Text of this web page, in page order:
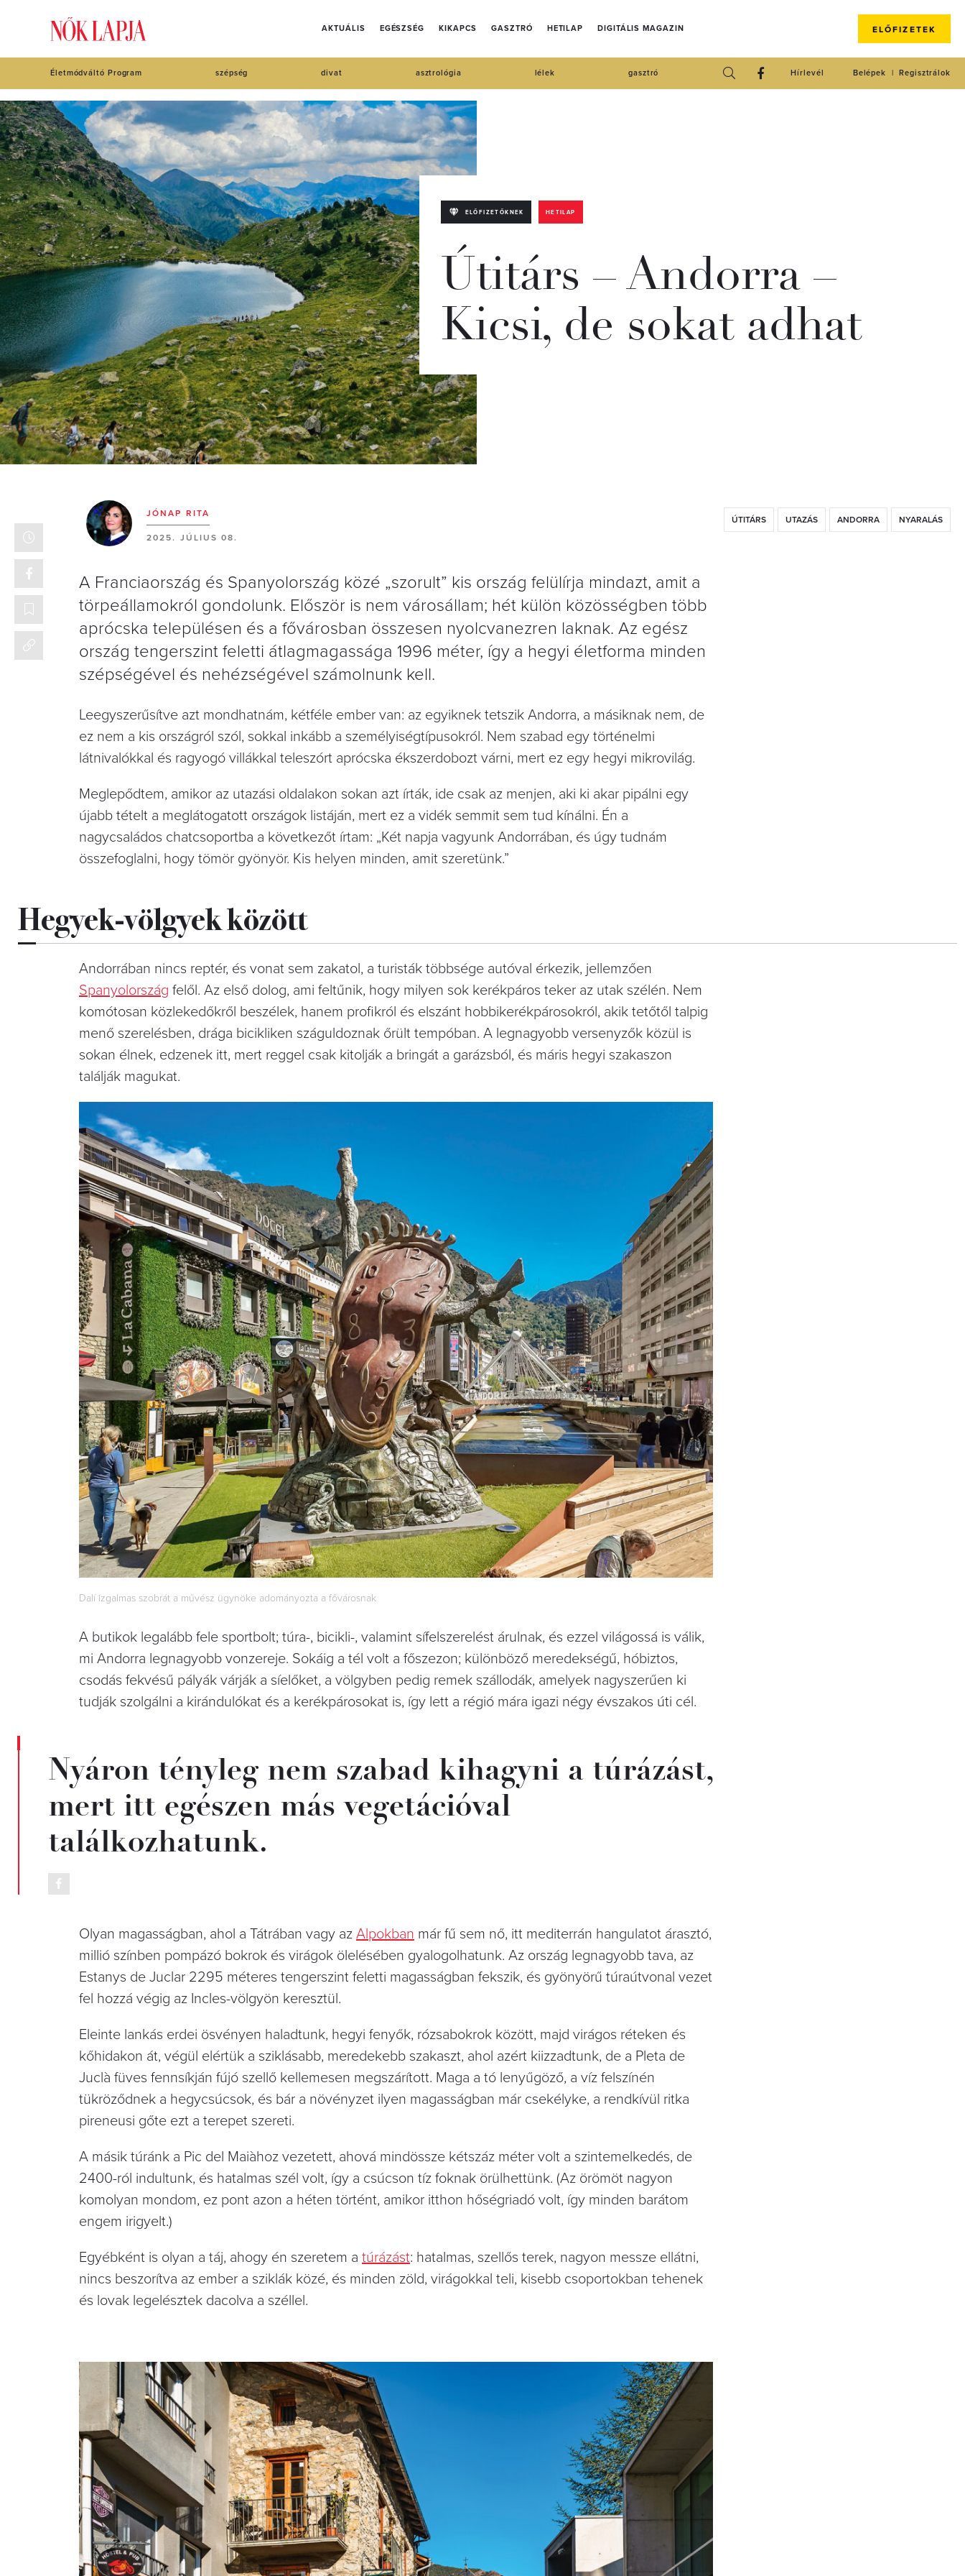
AKTUÁLIS EGÉSZSÉG KIKAPCS GASZTRÓ HETILAP DIGITÁLIS MAGAZIN ELŐFIZETEK
Életmódváltó Program szépség divat asztrológia lélek gasztró Regisztrálok
Belépek
Hírlevél
ELŐFIZETŐKNEK HETILAP
Útitárs – Andorra –
Kicsi, de sokat adhat
JÓNAP RITA
2025. JÚLIUS 08.
ÚTITÁRS UTAZÁS ANDORRA NYARALÁS
A Franciaország és Spanyolország közé „szorult” kis ország felülírja mindazt, amit a
törpeállamokról gondolunk. Először is nem városállam; hét külön közösségben több
aprócska településen és a fővárosban összesen nyolcvanezren laknak. Az egész
ország tengerszint feletti átlagmagassága 1996 méter, így a hegyi életforma minden
szépségével és nehézségével számolnunk kell.
Leegyszerűsítve azt mondhatnám, kétféle ember van: az egyiknek tetszik Andorra, a másiknak nem, de
ez nem a kis országról szól, sokkal inkább a személyiségtípusokról. Nem szabad egy történelmi
látnivalókkal és ragyogó villákkal teleszórt aprócska ékszerdobozt várni, mert ez egy hegyi mikrovilág.
Meglepődtem, amikor az utazási oldalakon sokan azt írták, ide csak az menjen, aki ki akar pipálni egy
újabb tételt a meglátogatott országok listáján, mert ez a vidék semmit sem tud kínálni. Én a
nagycsaládos chatcsoportba a következőt írtam: „Két napja vagyunk Andorrában, és úgy tudnám
összefoglalni, hogy tömör gyönyör. Kis helyen minden, amit szeretünk.”
Hegyek-völgyek között
Andorrában nincs reptér, és vonat sem zakatol, a turisták többsége autóval érkezik, jellemzően
Spanyolország felől. Az első dolog, ami feltűnik, hogy milyen sok kerékpáros teker az utak szélén. Nem
komótosan közlekedőkről beszélek, hanem profikról és elszánt hobbikerékpárosokról, akik tetőtől talpig
menő szerelésben, drága bicikliken száguldoznak őrült tempóban. A legnagyobb versenyzők közül is
sokan élnek, edzenek itt, mert reggel csak kitolják a bringát a garázsból, és máris hegyi szakaszon
találják magukat.
Dalí izgalmas szobrát a művész ügynöke adományozta a fővárosnak
A butikok legalább fele sportbolt; túra-, bicikli-, valamint sífelszerelést árulnak, és ezzel világossá is válik,
mi Andorra legnagyobb vonzereje. Sokáig a tél volt a főszezon; különböző meredekségű, hóbiztos,
csodás fekvésű pályák várják a síelőket, a völgyben pedig remek szállodák, amelyek nagyszerűen ki
tudják szolgálni a kirándulókat és a kerékpárosokat is, így lett a régió mára igazi négy évszakos úti cél.
Nyáron tényleg nem szabad kihagyni a túrázást,
mert itt egészen más vegetációval
találkozhatunk.
Olyan magasságban, ahol a Tátrában vagy az Alpokban már fű sem nő, itt mediterrán hangulatot árasztó,
millió színben pompázó bokrok és virágok ölelésében gyalogolhatunk. Az ország legnagyobb tava, az
Estanys de Juclar 2295 méteres tengerszint feletti magasságban fekszik, és gyönyörű túraútvonal vezet
fel hozzá végig az Incles-völgyön keresztül.
Eleinte lankás erdei ösvényen haladtunk, hegyi fenyők, rózsabokrok között, majd virágos réteken és
kőhidakon át, végül elértük a sziklásabb, meredekebb szakaszt, ahol azért kiizzadtunk, de a Pleta de
Juclà füves fennsíkján fújó szellő kellemesen megszárított. Maga a tó lenyűgöző, a víz felszínén
tükröződnek a hegycsúcsok, és bár a növényzet ilyen magasságban már csekélyke, a rendkívül ritka
pireneusi gőte ezt a terepet szereti.
A másik túránk a Pic del Maiàhoz vezetett, ahová mindössze kétszáz méter volt a szintemelkedés, de
2400-ról indultunk, és hatalmas szél volt, így a csúcson tíz foknak örülhettünk. (Az örömöt nagyon
komolyan mondom, ez pont azon a héten történt, amikor itthon hőségriadó volt, így minden barátom
engem irigyelt.)
Egyébként is olyan a táj, ahogy én szeretem a túrázást: hatalmas, szellős terek, nagyon messze ellátni,
nincs beszorítva az ember a sziklák közé, és minden zöld, virágokkal teli, kisebb csoportokban tehenek
és lovak legelésztek dacolva a széllel.